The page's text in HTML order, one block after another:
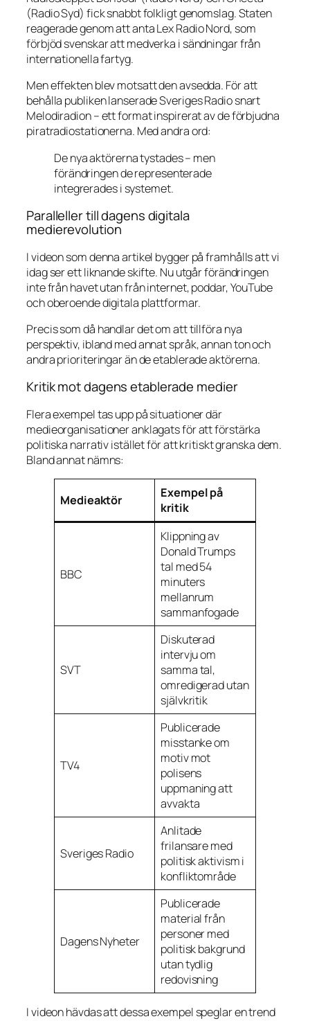
(Radio Syd) fick snabbt folkligt genomslag. Staten
reagerade genom att anta Lex Radio Nord, som
förbjöd svenskar att medverka i sändningar från
internationella fartyg.
Men effekten blev motsatt den avsedda. För att
behålla publiken lanserade Sveriges Radio snart
Melodiradion – ett format inspirerat av de förbjudna
piratradiostationerna. Med andra ord:
De nya aktörerna tystades – men
förändringen de representerade
integrerades i systemet.
Paralleller till dagens digitala
medierevolution
I videon som denna artikel bygger på framhålls att vi
idag ser ett liknande skifte. Nu utgår förändringen
inte från havet utan från internet, poddar, YouTube
och oberoende digitala plattformar.
Precis som då handlar det om att tillföra nya
perspektiv, ibland med annat språk, annan ton och
andra prioriteringar än de etablerade aktörerna.
Kritik mot dagens etablerade medier
Flera exempel tas upp på situationer där
medieorganisationer anklagats för att förstärka
politiska narrativ istället för att kritiskt granska dem.
Bland annat nämns:
Medieaktör
Exempel på
kritik
BBC
Klippning av
Donald Trumps
tal med 54
minuters
mellanrum
sammanfogade
SVT
Diskuterad
intervju om
samma tal,
omredigerad utan
självkritik
TV4
Publicerade
misstanke om
motiv mot
polisens
uppmaning att
avvakta
Sveriges Radio
Anlitade
frilansare med
politisk aktivism i
konfliktområde
Dagens Nyheter
Publicerade
material från
personer med
politisk bakgrund
utan tydlig
redovisning
I videon hävdas att dessa exempel speglar en trend